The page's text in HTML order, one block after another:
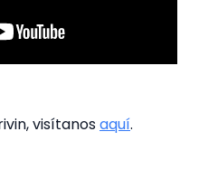
visítanosaquí.